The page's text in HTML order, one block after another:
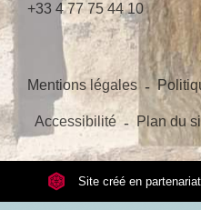
+33 4 77 75 44 10
Mentions légales -
Accessibilité - Plan du
Site créé en